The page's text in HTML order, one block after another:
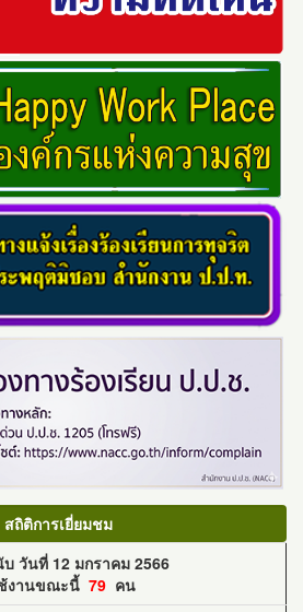
สถิติการเยี่ยมชม
บ วันที่ 12 มกราคม 2566
งานขณะนี้ 79 คน